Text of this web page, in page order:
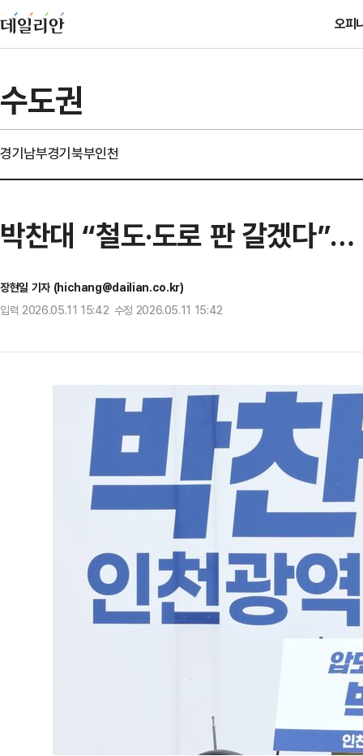
오피
수도권
경기남부경기북부인천
박찬대 “철도·도로 판 갈겠다
장현일 기자 (hichang@dailian.co.kr)
입력 2026.05.11 15:42 수정 2026.05.11 15:42